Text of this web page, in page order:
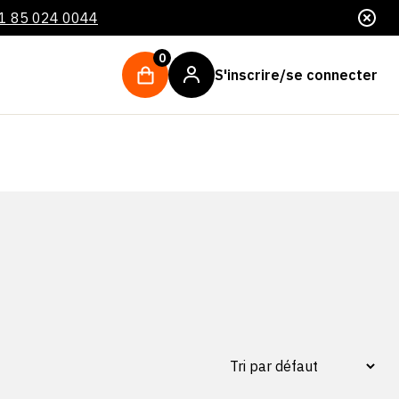
85 024 0044
0
S'inscrire/se connecter